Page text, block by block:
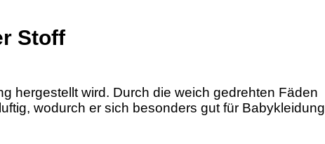
Stoff
hergestellt wird. Durch die weich gedrehten Fäden
wodurch er sich besonders gut für Babykleidung